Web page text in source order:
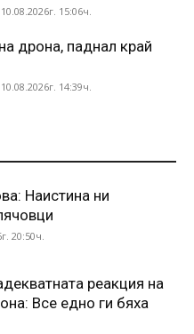
10.08.2026г. 15:06ч.
дрона, паднал край
10.08.2026г. 14:39ч.
Наистина ни
20:50ч.
реакция на
Все едно ги бяха